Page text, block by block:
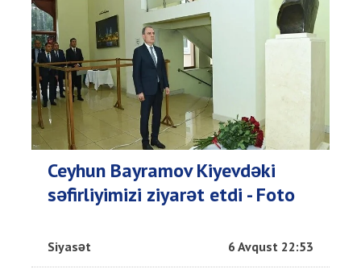
Ceyhun Bayramov Kiyevdəki
səfirliyimizi ziyarət etdi - Foto
Siyasət 6 Avqust 22:53